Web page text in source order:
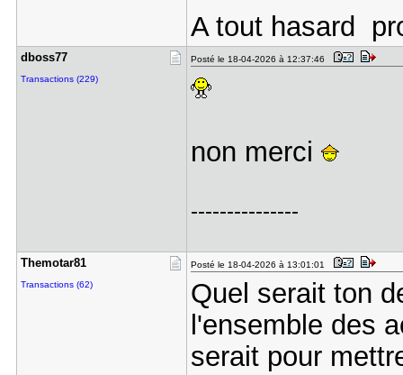
A tout hasard
dboss77
Transactions (229)
Posté le 18-04-2026 à 12:37:46
non merci
---------------
Themotar81
Transactions (62)
Posté le 18-04-2026 à 13:01:01
Quel serait ton
l'ensemble des
serait pour